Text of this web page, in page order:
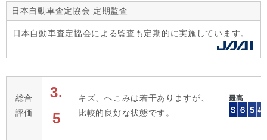
日本自動車査定協会 定期監査
日本自動車査定協会による監査も定期的に実施しています。
総合
評価
3.
5
キズ、へこみは若干ありますが、
比較的良好な状態です。